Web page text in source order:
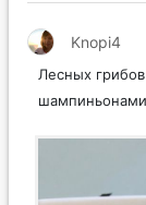
Knopi4
Лесных